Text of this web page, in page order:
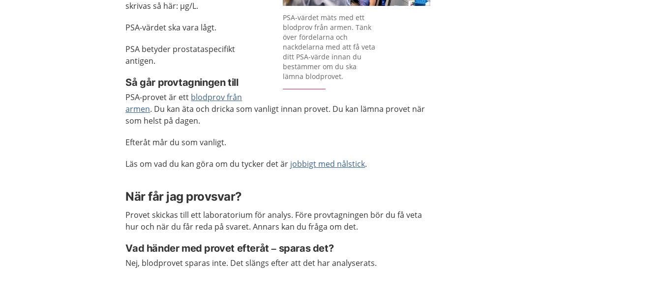
Förstora bilden
PSA-värdet mäts med ett
blodprov från armen. Tänk
över fördelarna och
nackdelarna med att få veta
ditt PSA-värde innan du
bestämmer om du ska
lämna blodprovet.
skrivas så här: µg/L.
PSA-värdet ska vara lågt.
PSA betyder prostataspecifikt
antigen.
Så går provtagningen till
PSA-provet är ett blodprov från
armen. Du kan äta och dricka som vanligt innan provet. Du kan lämna provet när
som helst på dagen.
Efteråt mår du som vanligt.
Läs om vad du kan göra om du tycker det är jobbigt med nålstick.
När får jag provsvar?
Provet skickas till ett laboratorium för analys. Före provtagningen bör du få veta
hur och när du får reda på svaret. Annars kan du fråga om det.
Vad händer med provet efteråt – sparas det?
Nej, blodprovet sparas inte. Det slängs efter att det har analyserats.